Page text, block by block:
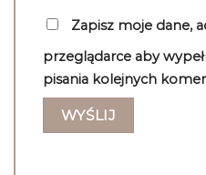
Zapisz moje dane,
przeglądarce aby
pisania kolejnych